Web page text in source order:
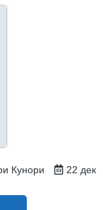
Кунори 22 дек